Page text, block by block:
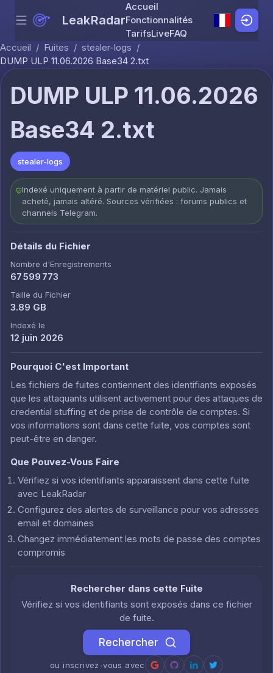
Skip to content
Menu LeakRadar
Accueil
Fonctionnalités
TarifsLiveFAQ
Accueil / Fuites / stealer-logs /
DUMP ULP 11.06.2026 Base34 2.txt
DUMP ULP 11.06.2026
Base34 2.txt
stealer-logs
Indexé uniquement à partir de matériel public. Jamais
acheté, jamais altéré. Sources vérifiées : forums publics et
channels Telegram.
Détails du Fichier
Nombre d'Enregistrements
67 599 773
Taille du Fichier
3.89 GB
Indexé le
12 juin 2026
Pourquoi C'est Important
Les fichiers de fuites contiennent des identifiants exposés
que les attaquants utilisent activement pour des attaques de
credential stuffing et de prise de contrôle de comptes. Si
vos informations sont dans cette fuite, vos comptes sont
peut-être en danger.
Que Pouvez-Vous Faire
Vérifiez si vos identifiants apparaissent dans cette fuite
avec LeakRadar
Configurez des alertes de surveillance pour vos adresses
email et domaines
Changez immédiatement les mots de passe des comptes
compromis
Rechercher dans cette Fuite
Vérifiez si vos identifiants sont exposés dans ce fichier
de fuite.
Rechercher
ou inscrivez-vous avec